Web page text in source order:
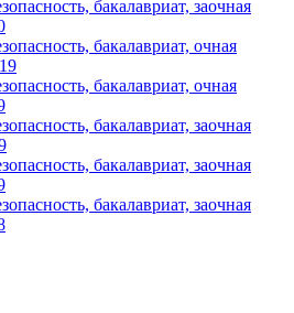
бакалавриат, заочная
бакалавриат, очная
бакалавриат, очная
бакалавриат, заочная
бакалавриат, заочная
бакалавриат, заочная